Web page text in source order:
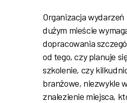
Organizacja
dużym mieście
dopracowania
od tego, czy planuje
szkolenie, czy
branżowe, niezwykle
znalezienie miejsca,